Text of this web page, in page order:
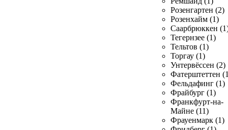
Розенгартен (2)
Розенхайм (1)
Саарбрюккен
Тегернзее (1)
Тельтов (1)
Торгау (1)
Унтервёссен (2)
Фатерштеттен
Фельдафинг (1)
Фрайбург (1)
Франкфурт-на-
Майне (11)
Фрауенмарк (1)